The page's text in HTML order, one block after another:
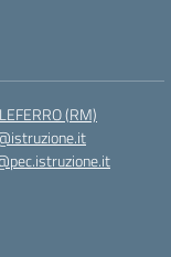
(RM)